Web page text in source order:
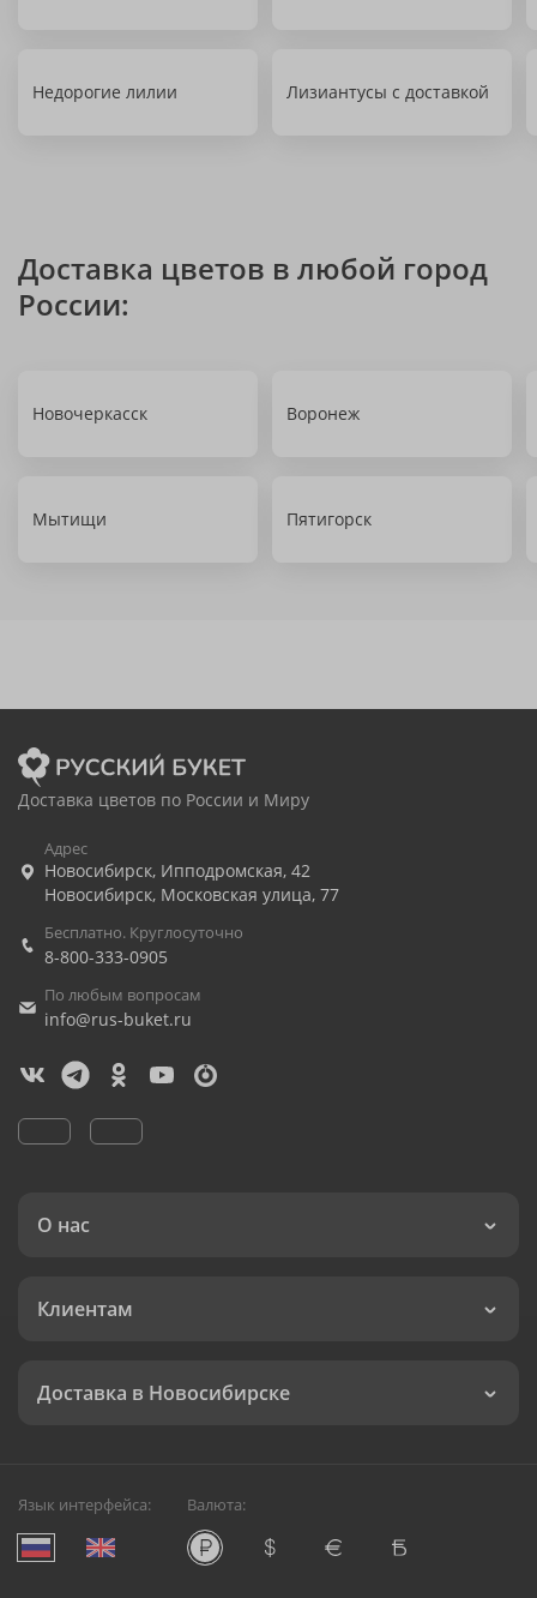
Недорогие лилии Лизиантусы с доставкой
Доставка цветов в любой город
России:
Новочеркасск Воронеж
Мытищи Пятигорск
Доставка цветов по России и Миру
Адрес
Новосибирск, Ипподромская, 42
Новосибирск, Московская улица, 77
Бесплатно. Круглосуточно
8-800-333-0905
По любым вопросам
info@rus-buket.ru
О нас
Клиентам
Доставка в Новосибирске
Язык интерфейса: Валюта: